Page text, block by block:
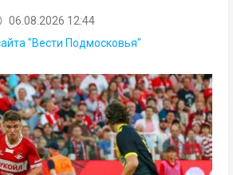
06.08.2026 12:44
"Вести Подмосковья"